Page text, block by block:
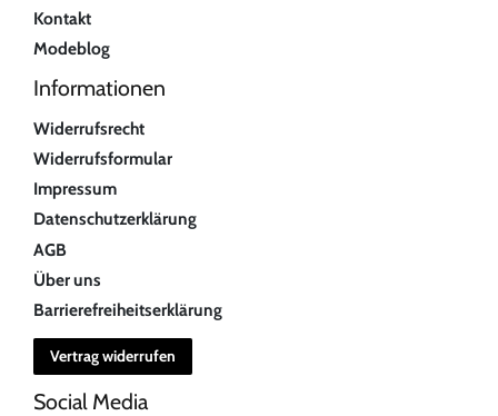
Kontakt
Modeblog
Informationen
Widerrufsrecht
Widerrufsformular
Impressum
Datenschutzerklärung
AGB
Über uns
Barrierefreiheitserklärung
Vertrag widerrufen
Social Media